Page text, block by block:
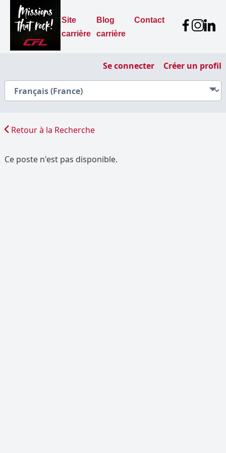
Site
carrière
Blog
carrière
Contact
Se connecter Créer un profil
Retour à la Recherche
Ce poste n'est pas disponible.